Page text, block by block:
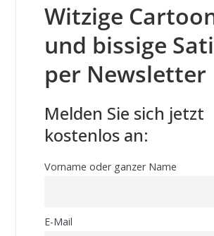
Witzige
und bissige
per Newsletter
Melden Sie sich jetzt
kostenlos an:
Vorname oder ganzer Name
E-Mail